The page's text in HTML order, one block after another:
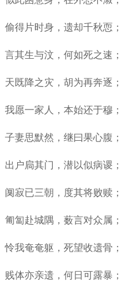
偷得片时身，遗却千秋恧；
言其生与汶，何如死之速；
天既降之灾，胡为再奔逐；
我愿一家人，本始还于穆；
子妻思默然，继曰果心腹；
出户扃其门，潜以似病谡；
阒寂已三朝，度其将败赎；
匍匐赴城隅，薮言对众属；
怜我奄奄躯，死望收遗骨；
贱体亦亲遗，何日可露暴；